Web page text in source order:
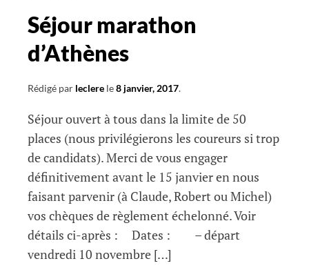
Séjour marathon
d’Athènes
Rédigé par leclere le8 janvier, 2017.
Séjour ouvert à tous dans la limite de 50
places (nous privilégierons les coureurs si trop
de candidats). Merci de vous engager
définitivement avant le 15 janvier en nous
faisant parvenir (à Claude, Robert ou Michel)
vos chèques de règlement échelonné. Voir
détails ci-après : Dates : – départ
vendredi 10 novembre […]